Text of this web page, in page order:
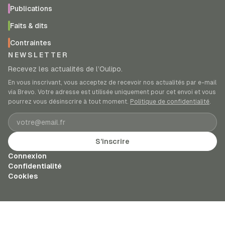
Publications
Faits & dits
Contraintes
NEWSLETTER
Recevez les actualités de l’Oulipo.
En vous inscrivant, vous acceptez de recevoir nos actualités par e-mail
via Brevo. Votre adresse est utilisée uniquement pour cet envoi et vous
pourrez vous désinscrire à tout moment. Politique de confidentialité.
Adresse e-mail
S’inscrire
Connexion
Confidentialité
Cookies